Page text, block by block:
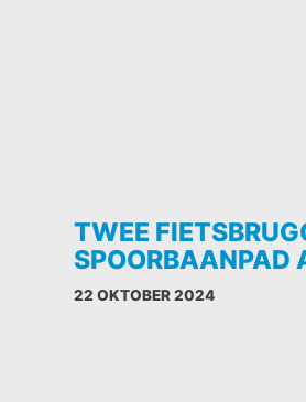
TWEE
SPOORBAANPAD
22 OKTOBER 2024